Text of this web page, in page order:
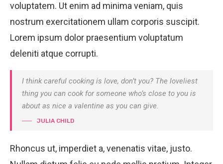
voluptatem. Ut enim ad minima veniam, quis
nostrum exercitationem ullam corporis suscipit.
Lorem ipsum dolor praesentium voluptatum
deleniti atque corrupti.
I think careful cooking is love, don’t you? The loveliest
thing you can cook for someone who’s close to you is
about as nice a valentine as you can give.
JULIA CHILD
Rhoncus ut, imperdiet a, venenatis vitae, justo.